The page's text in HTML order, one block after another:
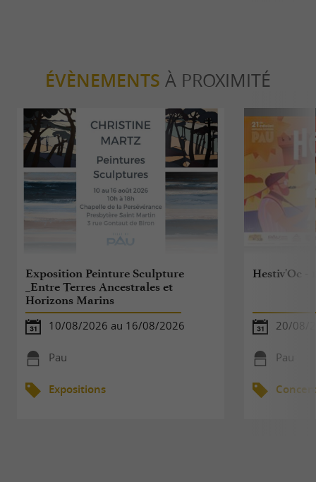
ÉVÈNEMENTS À PROXIMITÉ
Exposition Peinture Sculpture
_Entre Terres Ancestrales et
Horizons Marins
10/08/2026 au 16/08/2026
Pau
Expositions
Hestiv'Oc -
20/08/
Pau